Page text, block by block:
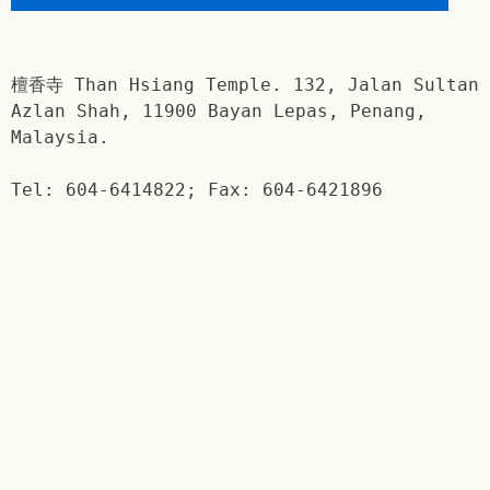
檀香寺 Than Hsiang Temple. 132, Jalan Sultan
Azlan Shah, 11900 Bayan Lepas, Penang,
Malaysia.
Tel: 604-6414822; Fax: 604-6421896